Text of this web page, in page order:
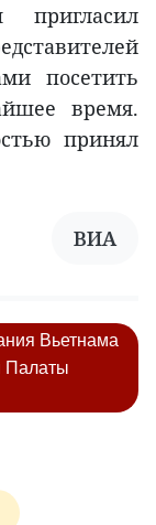
посетить
время.
принял
ВИА
Вьетнама
Палаты